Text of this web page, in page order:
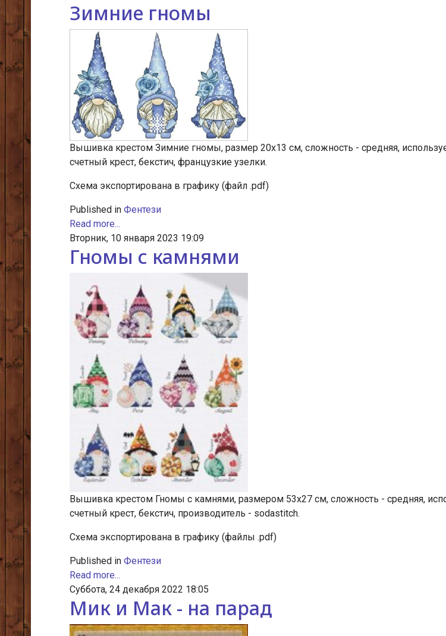
Зимние гномы
Вышивка крестом Зимние гномы, размер 20х13 см, сложность - средняя,
счетный крест, бекстич, французкие узелки.
Схема экспортирована в графику (файл .pdf)
Published in Фентези
Read more...
Вторник, 10 января 2023 19:09
Гномы с камнями
Вышивка крестом Гномы с камнями, размером 53х27 см, сложность - средняя,
счетный крест, бекстич, производитель - sodastitch.
Схема экспортирована в графику (файлы .pdf)
Published in Фентези
Read more...
Суббота, 24 декабря 2022 18:05
Мик и Мак - на парад